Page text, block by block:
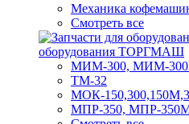
Механика
Смотреть все
оборудования ТОРГМАШ
МИМ-300, МИМ-
ТМ-32
МОК-
МПР-350, МПР-